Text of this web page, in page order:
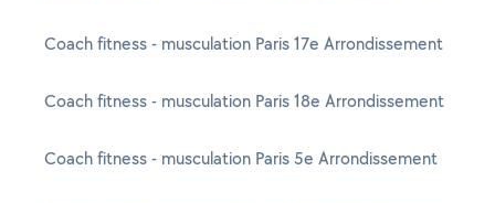
Coach fitness - musculation Paris 17e Arrondissement
Coach fitness - musculation Paris 18e Arrondissement
Coach fitness - musculation Paris 5e Arrondissement